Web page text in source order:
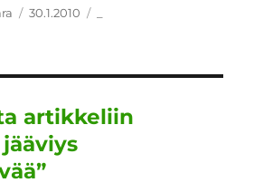
k
d
I
n
at
A
p
p
e
r
a
m
Julkaistu
30.1.2010
artikkeliin